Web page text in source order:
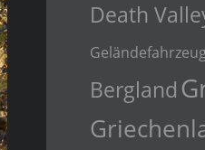
Death
Bergland